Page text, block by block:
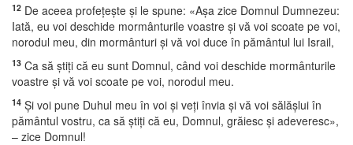
12 De aceea profeţeşte şi le spune: «Aşa zice Domnul Dumnezeu:
Iată, eu voi deschide mormânturile voastre şi vă voi scoate pe voi,
norodul meu, din mormânturi şi vă voi duce în pământul lui Israil,
13 Ca să ştiţi că eu sunt Domnul, când voi deschide mormânturile
voastre şi vă voi scoate pe voi, norodul meu.
14 Şi voi pune Duhul meu în voi şi veţi învia şi vă voi sălăşlui în
pământul vostru, ca să ştiţi că eu, Domnul, grăiesc şi adeveresc»,
– zice Domnul!